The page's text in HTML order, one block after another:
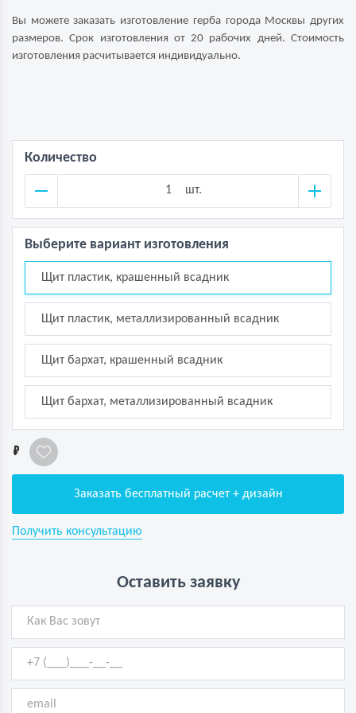
Вы можете заказать изготовление герба города Москвы других
размеров. Срок изготовления от 20 рабочих дней. Стоимость
изготовления расчитывается индивидуально.
Количество
шт.
Выберите вариант изготовления
Щит пластик, крашенный всадник
Щит пластик, металлизированный всадник
Щит бархат, крашенный всадник
Щит бархат, металлизированный всадник
1
Заказать бесплатный расчет + дизайн
Получить консультацию
Оставить заявку